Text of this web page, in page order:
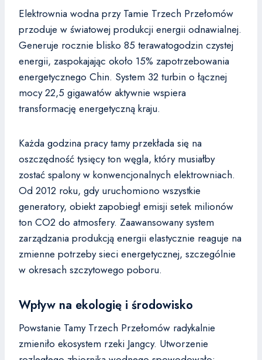
Elektrownia wodna przy Tamie Trzech Przełomów
przoduje w światowej produkcji energii odnawialnej.
Generuje rocznie blisko 85 terawatogodzin czystej
energii, zaspokajając około 15% zapotrzebowania
energetycznego Chin. System 32 turbin o łącznej
mocy 22,5 gigawatów aktywnie wspiera
transformację energetyczną kraju.
Każda godzina pracy tamy przekłada się na
oszczędność tysięcy ton węgla, który musiałby
zostać spalony w konwencjonalnych elektrowniach.
Od 2012 roku, gdy uruchomiono wszystkie
generatory, obiekt zapobiegł emisji setek milionów
ton CO2 do atmosfery. Zaawansowany system
zarządzania produkcją energii elastycznie reaguje na
zmienne potrzeby sieci energetycznej, szczególnie
w okresach szczytowego poboru.
Wpływ na ekologię i środowisko
Powstanie Tamy Trzech Przełomów radykalnie
zmieniło ekosystem rzeki Jangcy. Utworzenie